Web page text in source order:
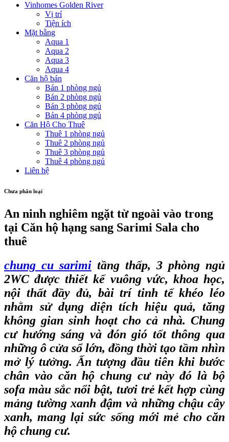
Vinhomes Golden River
Vị trí
Tiện ích
Mặt bằng
Aqua 1
Aqua 2
Aqua 3
Aqua 4
Căn hộ bán
Bán 1 phòng ngủ
Bán 2 phòng ngủ
Bán 3 phòng ngủ
Bán 4 phòng ngủ
Căn Hộ Cho Thuê
Thuê 1 phòng ngủ
Thuê 2 phòng ngủ
Thuê 3 phòng ngủ
Thuê 4 phòng ngủ
Liên hệ
Chưa phân loại
An ninh nghiêm ngặt từ ngoài vào trong
tại Căn hộ hạng sang Sarimi Sala cho
thuê
chung cu sarimi tầng thấp, 3 phòng ngủ
2WC được thiết kế vuông vức, khoa học,
nội thất đầy đủ, bài trí tinh tế khéo léo
nhằm sử dụng diện tích hiệu quả, tăng
không gian sinh hoạt cho cả nhà. Chung
cư hướng sáng và đón gió tốt thông qua
những ô cửa sổ lớn, đồng thời tạo tầm nhìn
mở lý tưởng. Ấn tượng đầu tiên khi bước
chân vào căn hộ chung cư này đó là bộ
sofa màu sắc nổi bật, tươi trẻ kết hợp cùng
mảng tường xanh đậm và những chậu cây
xanh, mang lại sức sống mới mẻ cho căn
hộ chung cư.